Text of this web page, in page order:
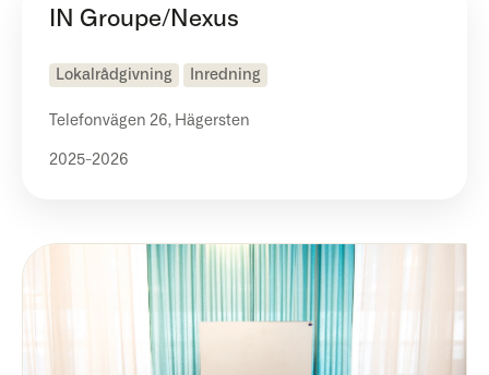
IN Groupe/Nexus
Lokalrådgivning Inredning
Telefonvägen 26, Hägersten
2025-2026